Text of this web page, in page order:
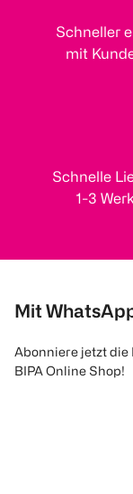
Schneller
mit
Schnelle
1-3
Mit
Abonniere jetzt die
BIPA Online Shop!